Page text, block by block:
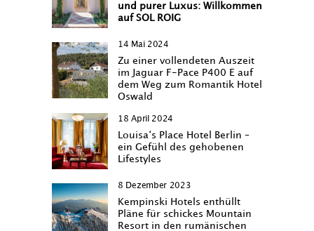
und purer Luxus: Willkommen
auf SOL ROIG
14 Mai 2024
Zu einer vollendeten Auszeit
im Jaguar F-Pace P400 E auf
dem Weg zum Romantik Hotel
Oswald
18 April 2024
Louisa‘s Place Hotel Berlin –
ein Gefühl des gehobenen
Lifestyles
8 Dezember 2023
Kempinski Hotels enthüllt
Pläne für schickes Mountain
Resort in den rumänischen